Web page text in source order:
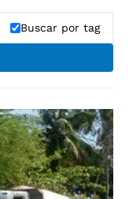
Buscar por tag